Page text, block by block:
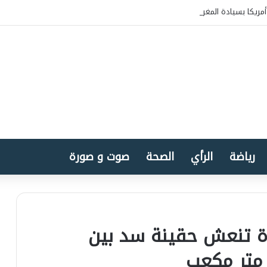
بسيادة المغرب على الصحراء
رياضة الرأي الصحة صوت و صورة
تنعش حقينة سد بين